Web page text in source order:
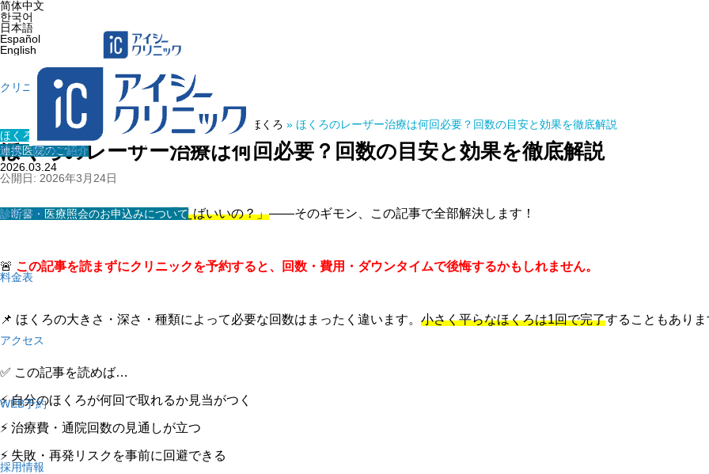
简体中文
한국어
日本語
Español
English
クリニック紹介
連携医院のご紹介
診断書・医療照会のお申込みについて
院長・医師の紹介
診療内容
料金表
アクセス
WEB予約
採用情報
ホーム 医療コラム » ほくろ » ほくろのレーザー治療は何回必要？回数の目安と効果を徹底解説
ほくろ
ほくろのレーザー治療は何回必要？回数の目安と効果を徹底解説
2026.03.24
公開日: 2026年3月24日
💉「ほくろのレーザー、何回通えばいいの？」――そのギモン、この記事で全部解決します！
🚨 この記事を読まずにクリニックを予約すると、回数・費用・ダウンタイムで後悔するかもしれません。
📌 ほくろの大きさ・深さ・種類によって必要な回数はまったく違います。 小さく平らなほくろは1回で完了することもあり
✅ この記事を読めば…
⚡ 自分のほくろが何回で取れるか見当がつく
⚡ 治療費・通院回数の見通しが立つ
⚡ 失敗・再発リスクを事前に回避できる